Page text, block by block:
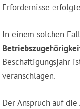
Erfordernisse
In einem solchen
Beschäftigungsjahr
veranschlagen.
Der Anspruch auf